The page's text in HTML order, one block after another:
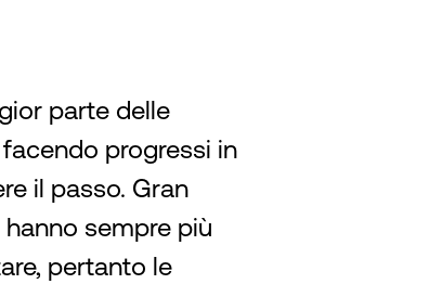
parte delle
progressi in
il passo. Gran
sempre più
pertanto le